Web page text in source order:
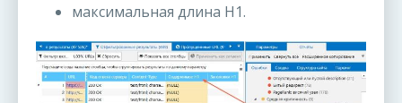
максимальная длина H1.